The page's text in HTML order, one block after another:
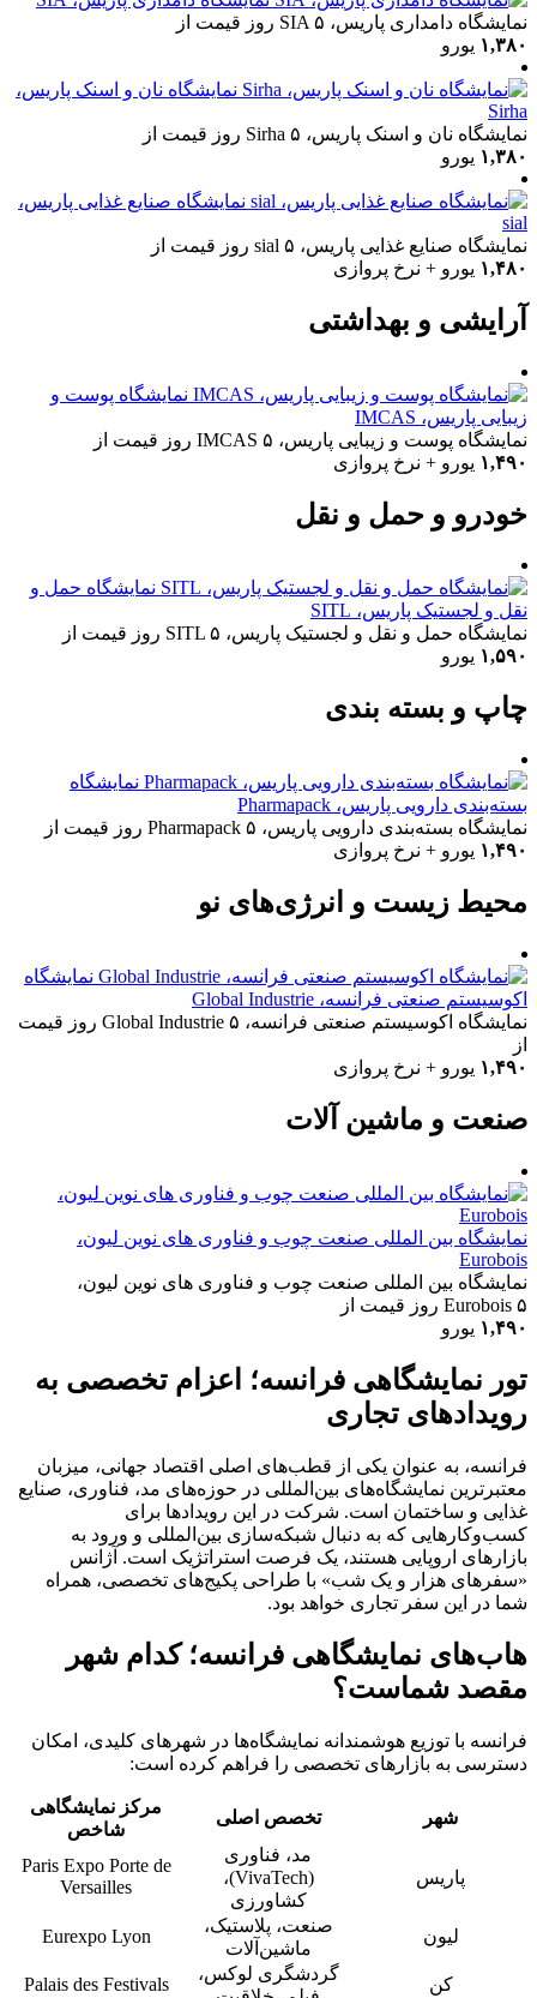
نمایشگاه دامداری پاریس، SIA ۵ روز
قیمت از
۱,۳۸۰ یورو
نمایشگاه نان و اسنک پاریس،
Sirha
نمایشگاه نان و اسنک پاریس، Sirha ۵ روز
قیمت از
۱,۳۸۰ یورو
نمایشگاه صنایع غذایی پاریس،
sial
نمایشگاه صنایع غذایی پاریس، sial ۵ روز
قیمت از
۱,۴۸۰ یورو + نرخ پروازی
آرایشی و بهداشتی
نمایشگاه پوست و
زیبایی پاریس، IMCAS
نمایشگاه پوست و زیبایی پاریس، IMCAS ۵ روز
قیمت از
۱,۴۹۰ یورو + نرخ پروازی
خودرو و حمل و نقل
نمایشگاه حمل و
نقل و لجستیک پاریس، SITL
نمایشگاه حمل و نقل و لجستیک پاریس، SITL ۵ روز
قیمت از
۱,۵۹۰ یورو
چاپ و بسته بندی
نمایشگاه
بسته‌بندی دارویی پاریس، Pharmapack
نمایشگاه بسته‌بندی دارویی پاریس، Pharmapack ۵ روز
قیمت از
۱,۴۹۰ یورو + نرخ پروازی
محیط زیست و انرژی‌های نو
نمایشگاه
اکوسیستم صنعتی فرانسه، Global Industrie
نمایشگاه اکوسیستم صنعتی فرانسه، Global Industrie ۵ روز
قیمت
از
۱,۴۹۰ یورو + نرخ پروازی
صنعت و ماشین آلات
نمایشگاه بین المللی صنعت چوب و فناوری های نوین لیون،
Eurobois
نمایشگاه بین المللی صنعت چوب و فناوری های نوین لیون،
Eurobois ۵ روز
قیمت از
۱,۴۹۰ یورو
تور نمایشگاهی فرانسه؛ اعزام تخصصی به
رویدادهای تجاری
فرانسه، به عنوان یکی از قطب‌های اصلی اقتصاد جهانی، میزبان
معتبرترین نمایشگاه‌های بین‌المللی در حوزه‌های مد، فناوری، صنایع
غذایی و ساختمان است. شرکت در این رویدادها برای
کسب‌وکارهایی که به دنبال شبکه‌سازی بین‌المللی و ورود به
بازارهای اروپایی هستند، یک فرصت استراتژیک است. آژانس
«سفرهای هزار و یک شب» با طراحی پکیج‌های تخصصی، همراه
شما در این سفر تجاری خواهد بود.
هاب‌های نمایشگاهی فرانسه؛ کدام شهر
مقصد شماست؟
فرانسه با توزیع هوشمندانه نمایشگاه‌ها در شهرهای کلیدی، امکان
دسترسی به بازارهای تخصصی را فراهم کرده است:
شهر تخصص اصلی
مرکز نمایشگاهی
شاخص
پاریس
مد، فناوری
(VivaTech)،
کشاورزی
Paris Expo Porte de
Versailles
لیون
صنعت، پلاستیک،
ماشین‌آلات
Eurexpo Lyon
کن
گردشگری لوکس،
Palais des Festivals